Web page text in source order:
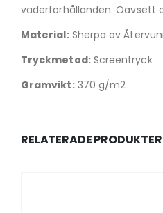
väderförhållanden. Oavsett
Material:Sherpa av
Tryckmetod:Screentryck
Gramvikt:370 g/m2
RELATERADE PRODUKTER